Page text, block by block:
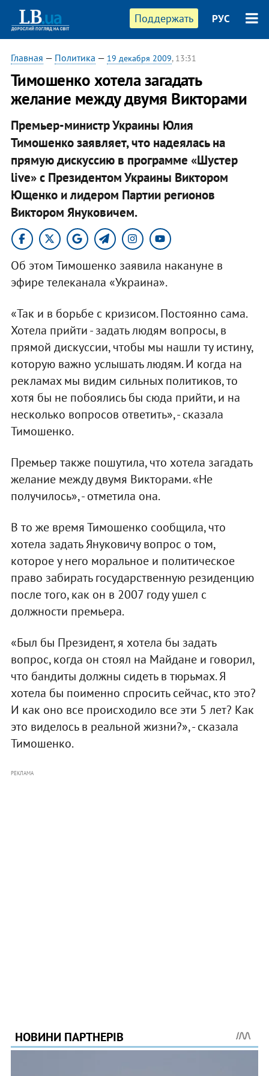
Поддержать РУС
Главная — Политика — 19 декабря 2009, 13:31
Тимошенко хотела загадать
желание между двумя Викторами
Премьер-министр Украины Юлия
Тимошенко заявляет, что надеялась на
прямую дискуссию в программе «Шустер
live» с Президентом Украины Виктором
Ющенко и лидером Партии регионов
Виктором Януковичем.
Об этом Тимошенко заявила накануне в
эфире телеканала «Украина».
«Так и в борьбе с кризисом. Постоянно сама.
Хотела прийти - задать людям вопросы, в
прямой дискуссии, чтобы мы нашли ту истину,
которую важно услышать людям. И когда на
рекламах мы видим сильных политиков, то
хотя бы не побоялись бы сюда прийти, и на
несколько вопросов ответить», - сказала
Тимошенко.
Премьер также пошутила, что хотела загадать
желание между двумя Викторами. «Не
получилось», - отметила она.
В то же время Тимошенко сообщила, что
хотела задать Януковичу вопрос о том,
которое у него моральное и политическое
право забирать государственную резиденцию
после того, как он в 2007 году ушел с
должности премьера.
«Был бы Президент, я хотела бы задать
вопрос, когда он стоял на Майдане и говорил,
что бандиты должны сидеть в тюрьмах. Я
хотела бы поименно спросить сейчас, кто это?
И как оно все происходило все эти 5 лет? Как
это виделось в реальной жизни?», - сказала
Тимошенко.
РЕКЛАМА